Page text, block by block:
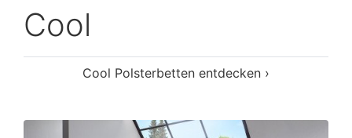
Cool
Cool Polsterbetten entdecken ›